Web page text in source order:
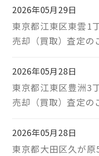
2026年05月29日
東京都江東区東雲1
売却（買取）査定の
2026年05月28日
東京都江東区豊洲3
売却（買取）査定の
2026年05月28日
東京都大田区久が